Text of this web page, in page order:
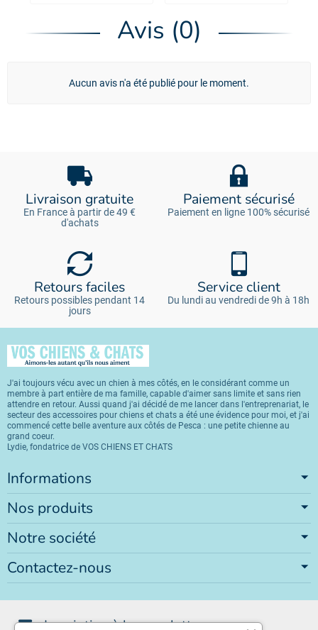
Avis (0)
Aucun avis n'a été publié pour le moment.
Livraison gratuite
En France à partir de 49 €
d'achats
Paiement sécurisé
Paiement en ligne 100% sécurisé
Retours faciles
Retours possibles pendant 14
jours
Service client
Du lundi au vendredi de 9h à 18h
J'ai toujours vécu avec un chien à mes côtés, en le considérant comme un
membre à part entière de ma famille, capable d'aimer sans limite et sans rien
attendre en retour. Aussi quand j'ai décidé de me lancer dans l'entreprenariat, le
secteur des accessoires pour chiens et chats a été une évidence pour moi, et j'ai
commencé cette belle aventure aux côtés de Pesca : une petite chienne au
grand coeur.
Lydie, fondatrice de VOS CHIENS ET CHATS
Informations
Nos produits
Notre société
Contactez-nous
Inscription à la newsletter